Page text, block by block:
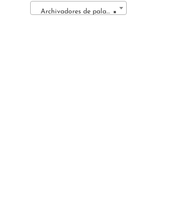
×
Archivadores de palanca (5)